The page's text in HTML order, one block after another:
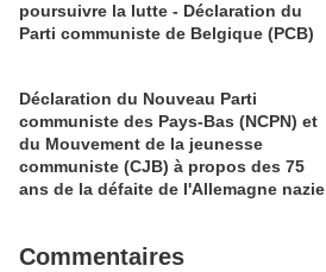
poursuivre la lutte - Déclaration du
Parti communiste de Belgique (PCB)
Déclaration du Nouveau Parti
communiste des Pays-Bas (NCPN) et
du Mouvement de la jeunesse
communiste (CJB) à propos des 75
ans de la défaite de l'Allemagne nazie
Commentaires